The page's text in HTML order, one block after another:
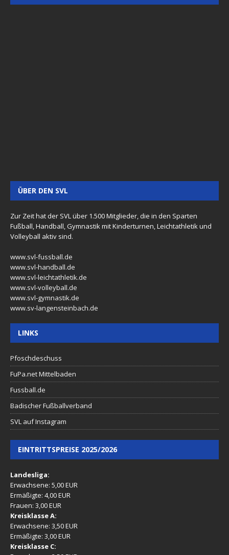
ÜBER DEN SVL
Zur Zeit hat der SVL über 1.500 Mitglieder, die in den Sparten
Fußball, Handball, Gymnastik mit Kinderturnen, Leichtathletik und
Volleyball aktiv sind.
www.svl-fussball.de
www.svl-handball.de
www.svl-leichtathletik.de
www.svl-volleyball.de
www.svl-gymnastik.de
www.sv-langensteinbach.de
LINKS
Pfoschdeschuss
FuPa.net Mittelbaden
Fussball.de
Badischer Fußballverband
SVL auf Instagram
EINTRITTSPREISE 2025/2026
Landesliga:
Erwachsene: 5,00 EUR
Ermäßigte: 4,00 EUR
Frauen: 3,00 EUR
Kreisklasse A:
Erwachsene: 3,50 EUR
Ermäßigte: 3,00 EUR
Kreisklasse C: